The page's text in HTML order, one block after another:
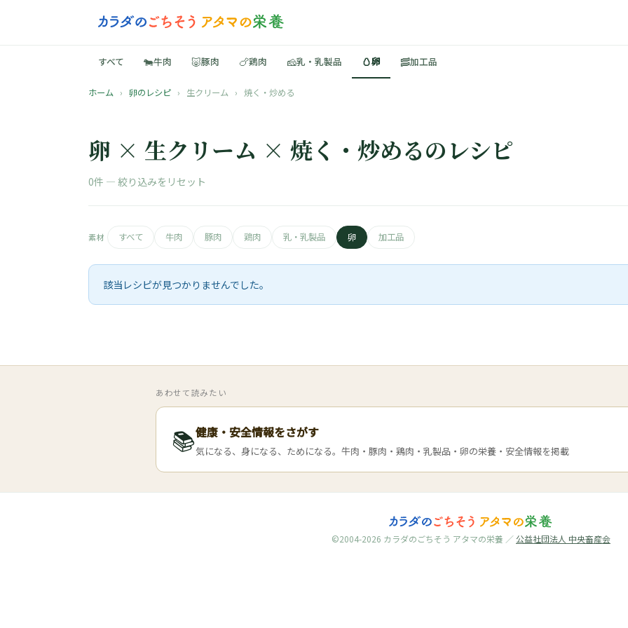
すべて 🐄牛肉 🐷豚肉 🍗鶏肉 🧀乳・乳製品 🥚卵 🥓加工品
ホーム › 卵のレシピ › 生クリーム › 焼く・炒める
卵 × 生クリーム × 焼く・炒めるのレシピ
0件 — 絞り込みをリセット
素材 すべて 牛肉 豚肉 鶏肉 乳・乳製品 卵 加工品
該当レシピが見つかりませんでした。
あわせて読みたい
📚健康・安全情報をさがす
気になる、身になる、ためになる。牛肉・豚肉・鶏肉・乳製品・卵の栄養・安全情報を掲載
©2004-2026 カラダのごちそう アタマの栄養 ／公益社団法人 中央畜産会